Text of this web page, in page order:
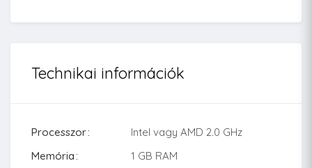
Technikai információk
Processzor
Intel vagy AMD 2.0 GHz
Memória
1 GB RAM